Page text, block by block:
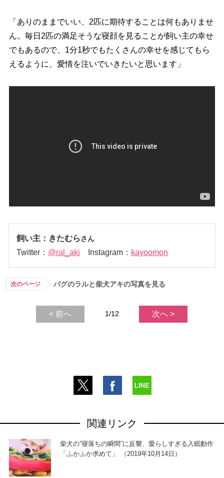
「ありのままでいい、2匹に期待することは何もありませ
ん。毎日2匹の満足そうな寝顔を見ることが飼い主の幸せ
でもあるので、1分1秒でもたくさんの幸せを感じてもら
えるように、愛情を注いでいきたいと思います」
飼い主：きたむらさん
Twitter： @ral_aki Instagram： kayoomon
次のページ パグのラルと柴犬アキの写真を見る
< 前へ 1/12 次へ >
関連リンク
柴犬の”寝落ちの瞬間”に反響、愛らしすぎる入眠動作
「ふかふか求めて」 （2019年10月14日）